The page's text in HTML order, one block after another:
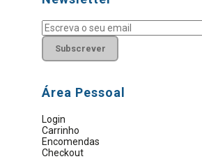
Subscrever
Área Pessoal
Login
Carrinho
Encomendas
Checkout